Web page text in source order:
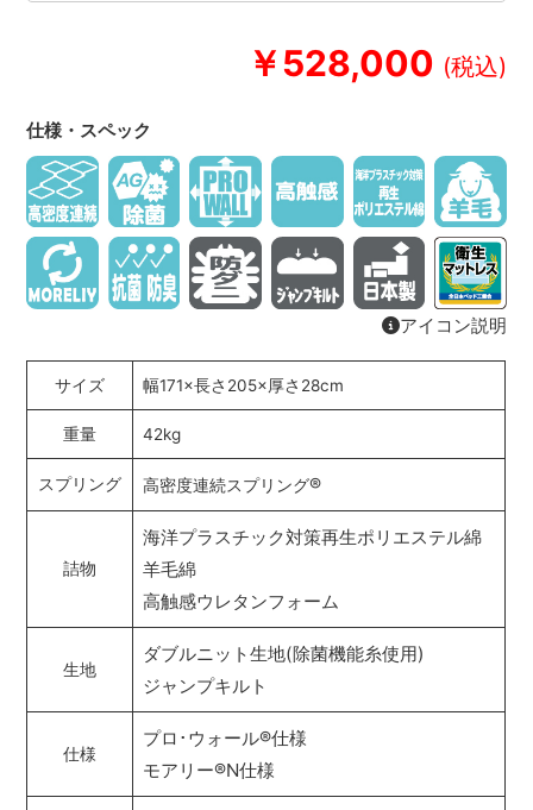
￥528,000
仕様・スペック
アイコン説明
サイズ 幅171×長さ205×厚さ28cm
重量 42kg
スプリング 高密度連続スプリング®
詰物
海洋プラスチック対策再生ポリエステル綿
羊毛綿
高触感ウレタンフォーム
生地
ダブルニット生地(除菌機能糸使用)
ジャンプキルト
仕様
プロ･ウォール®仕様
モアリー®N仕様